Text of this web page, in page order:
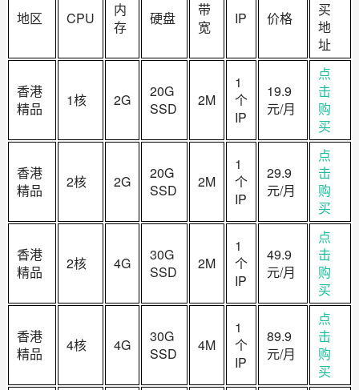
​地区 CPU
内
存
硬盘
带
宽
IP 价格
买
地
址
香港
精品
1核 2G
20G
SSD
2M
1
个
IP
19.9
元/月
点
击
购
买
香港
精品
2核 2G
20G
SSD
2M
1
个
IP
29.9
元/月
点
击
购
买
香港
精品
2核 4G
30G
SSD
2M
1
个
IP
49.9
元/月
点
击
购
买
香港
精品
4核 4G
30G
SSD
4M
1
个
IP
89.9
元/月
点
击
购
买